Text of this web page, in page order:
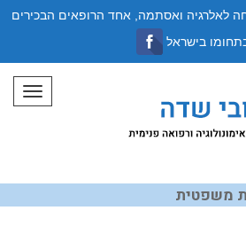
תפריט
משפטית
לאלרגיה ואסתמה, אחד הרופאים הבכירים
בישראל